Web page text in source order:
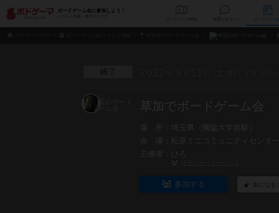
ボードゲーム会に参加しよう！
イベント作成・参加サービス
データベース 新着レビュー
草加でボードゲーム会
埼玉県（獨協大学前駅）
主催者：
参加する 気になる！